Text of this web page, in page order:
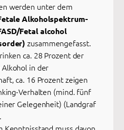
werden unter dem
Alkoholspektrum-
Fetal alcohol
zusammengefasst.
ca. 28 Prozent der
in der
ca. 16 Prozent zeigen
Verhalten (mind. fünf
Gelegenheit) (Landgraf